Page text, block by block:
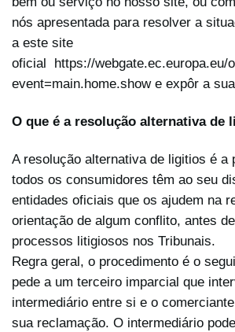
nós apresentada para resolver a
a este site
oficial
https://webgate.ec.europa.eu/
event=main.home.showe expôr a
O que é a resolução alternativa de
A resolução alternativa de ligitios é a
todos os consumidores têm ao seu
entidades oficiais que os ajudem na
orientação de algum conflito, antes
processos litigiosos nos Tribunais.
Regra geral, o procedimento é o
pede a um terceiro imparcial que
intermediário entre si e o
sua reclamação. O intermediário